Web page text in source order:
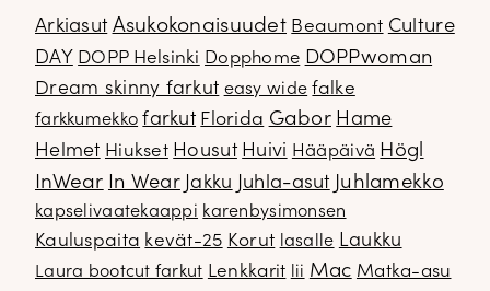
Arkiasut Asukokonaisuudet Beaumont Culture
DAY DOPP Helsinki Dopphome DOPPwoman
Dream skinny farkut easy wide falke
farkkumekko farkut Florida Gabor Hame
Helmet Hiukset Housut Huivi Hääpäivä Högl
InWear In Wear Jakku Juhla-asut Juhlamekko
kapselivaatekaappi karenbysimonsen
Kauluspaita kevät-25 Korut lasalle Laukku
Laura bootcut farkut Lenkkarit lii Mac Matka-asu